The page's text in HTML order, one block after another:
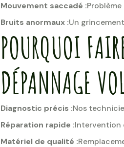
Mouvement saccadé :
Bruits anormaux :Un
POURQUOI
DÉPANNAGE
Diagnostic précis :Nos
Réparation rapide :Intervention
Matériel de qualité :